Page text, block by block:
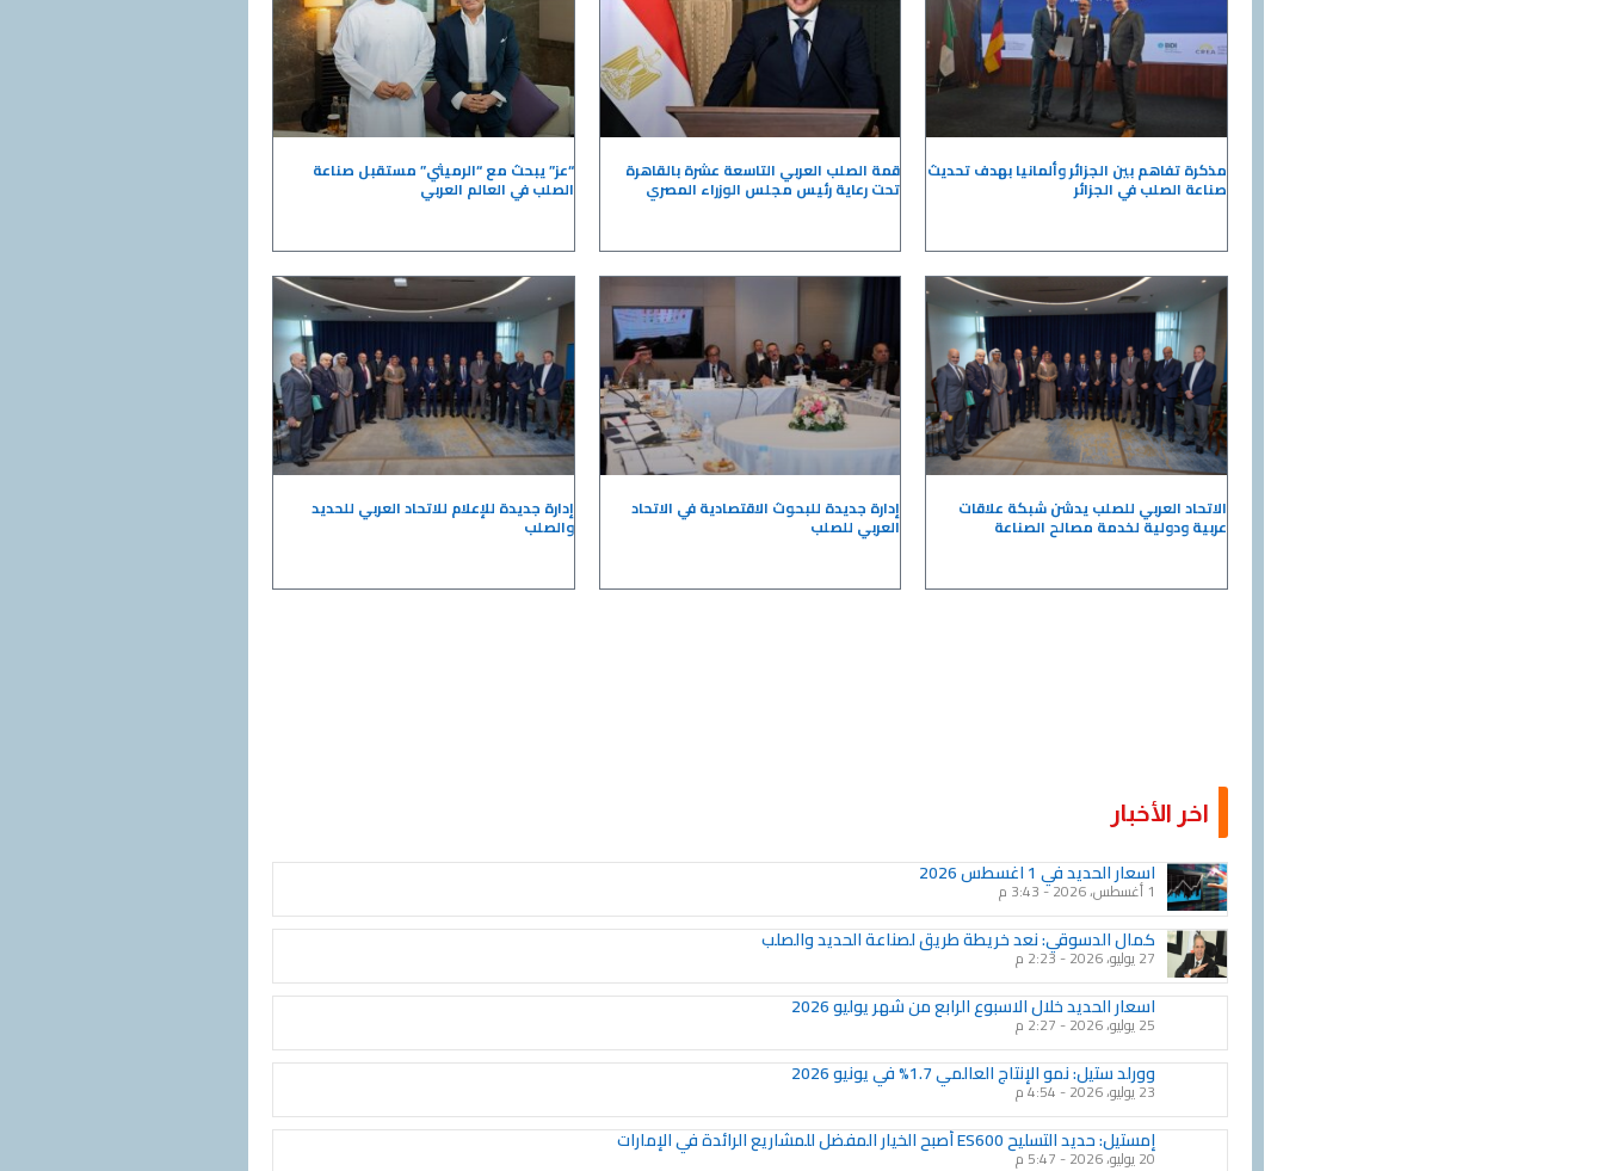
مذكرة تفاهم بين الجزائر وألمانيا بهدف تحديث
صناعة الصلب في الجزائر
قمة الصلب العربي التاسعة عشرة بالقاهرة
تحت رعاية رئيس مجلس الوزراء المصري
“عز” يبحث مع “الرميثي” مستقبل صناعة
الصلب في العالم العربي
الاتحاد العربي للصلب يدشن شبكة علاقات
عربية ودولية لخدمة مصالح الصناعة
إدارة جديدة للبحوث الاقتصادية في الاتحاد
العربي للصلب
إدارة جديدة للإعلام للاتحاد العربي للحديد
والصلب
اخر الأخبار
اسعار الحديد في 1 اغسطس 2026
1 أغسطس، 2026
كمال الدسوقي: نعد خريطة طريق لصناعة الحديد والصلب
27 يوليو، 2026 2:23 م
اسعار الحديد خلال الاسبوع الرابع من شهر يوليو 2026
25 يوليو، 2026
وورلد ستيل: نمو الإنتاج العالمي 1.7% في يونيو 2026
23 يوليو، 2026
إمستيل: حديد التسليح ES600 أصبح الخيار المفضل للمشاريع الرائدة في الإمارات
20 يوليو، 2026
PagePagePagePagePagePagePagePagePagePage